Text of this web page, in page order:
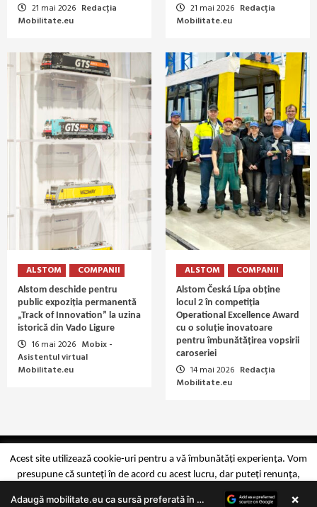
21 mai 2026 Redacția
Mobilitate.eu
21 mai 2026 Redacția
Mobilitate.eu
ALSTOM COMPANII
Alstom deschide pentru
public expoziția permanentă
„Track of Innovation” la uzina
istorică din Vado Ligure
16 mai 2026 Mobix -
Asistentul virtual
Mobilitate.eu
ALSTOM COMPANII
Alstom Česká Lípa obține
locul 2 în competiția
Operational Excellence Award
cu o soluție inovatoare
pentru îmbunătățirea vopsirii
caroseriei
14 mai 2026 Redacția
Mobilitate.eu
Copyright Mobilitate.eu © 2014-2026
Acest site utilizează cookie-uri pentru a vă îmbunătăți experiența. Vom
presupune că sunteți în de acord cu acest lucru, dar puteți renunța,
dacă doriți. Accept Reject Mai multe detalii
Adaugă mobilitate.eu ca sursă preferată în Google ×